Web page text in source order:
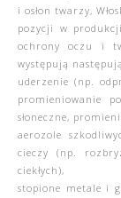
i osłon twarzy,
pozycji w
ochrony oczu i
występują
uderzenie (np.
promieniowanie
słoneczne,
aerozole
cieczy (np.
ciekłych),
stopione metale i